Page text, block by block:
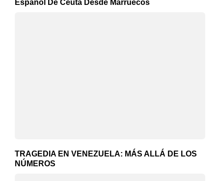
Español De Ceuta Desde Marruecos
TRAGEDIA EN VENEZUELA: MÁS ALLÁ DE LOS
NÚMEROS